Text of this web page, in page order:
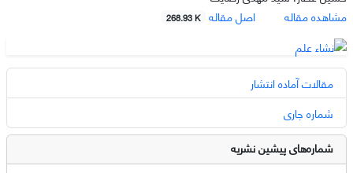
مشاهده مقاله
اصل مقاله 268.93 K
مقالات آماده انتشار
شماره جاری
شماره‌های پیشین نشریه